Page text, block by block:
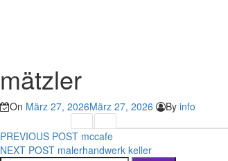
mätzler
On März 27, 2026März 27, 2026 By info
Beitragsnavigation
PREVIOUS POST Previous
post:
mccafe
NEXT POST Next
malerhandwerk keller